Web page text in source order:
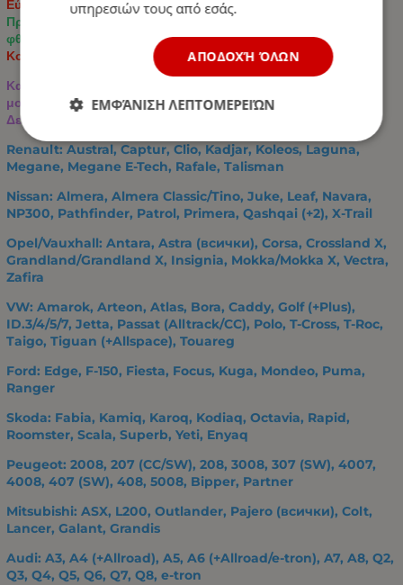
Εύκολο καθάρισμα και συντήρηση
Προστατεύει την αρχική ταπετσαρία από λεκέδες, σκόνη και
φθορά
Κομψός σχεδιασμός με εξαγωνικές διακοσμητικές ραφές
Κατάλληλο για τα περισσότερα επιβατικά αυτοκίνητα και
μοντέλα SUV.
Δεν προορίζεται για βαν και επαγγελματικά οχήματα.
Renault: Austral, Captur, Clio, Kadjar, Koleos, Laguna,
Megane, Megane E-Tech, Rafale, Talisman
Nissan: Almera, Almera Classic/Tino, Juke, Leaf, Navara,
NP300, Pathfinder, Patrol, Primera, Qashqai (+2), X-Trail
Opel/Vauxhall: Antara, Astra (всички), Corsa, Crossland X,
Grandland/Grandland X, Insignia, Mokka/Mokka X, Vectra,
Zafira
VW: Amarok, Arteon, Atlas, Bora, Caddy, Golf (+Plus),
ID.3/4/5/7, Jetta, Passat (Alltrack/CC), Polo, T-Cross, T-Roc,
Taigo, Tiguan (+Allspace), Touareg
Ford: Edge, F-150, Fiesta, Focus, Kuga, Mondeo, Puma,
Ranger
Skoda: Fabia, Kamiq, Karoq, Kodiaq, Octavia, Rapid,
Roomster, Scala, Superb, Yeti, Enyaq
Peugeot: 2008, 207 (CC/SW), 208, 3008, 307 (SW), 4007,
4008, 407 (SW), 408, 5008, Bipper, Partner
Mitsubishi: ASX, L200, Outlander, Pajero (всички), Colt,
Lancer, Galant, Grandis
Audi: A3, A4 (+Allroad), A5, A6 (+Allroad/e-tron), A7, A8, Q2,
Q3, Q4, Q5, Q6, Q7, Q8, e-tron
υπηρεσιών τους από εσάς.
ΑΠΟΔΟΧΉ ΌΛΩΝ
ΕΜΦΆΝΙΣΗ ΛΕΠΤΟΜΕΡΕΙΏΝ